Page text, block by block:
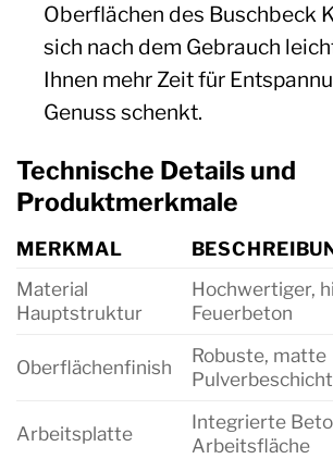
Oberflächen des Buschbeck
sich nach dem Gebrauch
Ihnen mehr Zeit für
Genuss schenkt.
Technische Details und
Produktmerkmale
MERKMAL
Material
Hauptstruktur
Hochwertiger,
Feuerbeton
Oberflächenfinish
Robuste, matte
Arbeitsplatte
Integrierte
Arbeitsfläche